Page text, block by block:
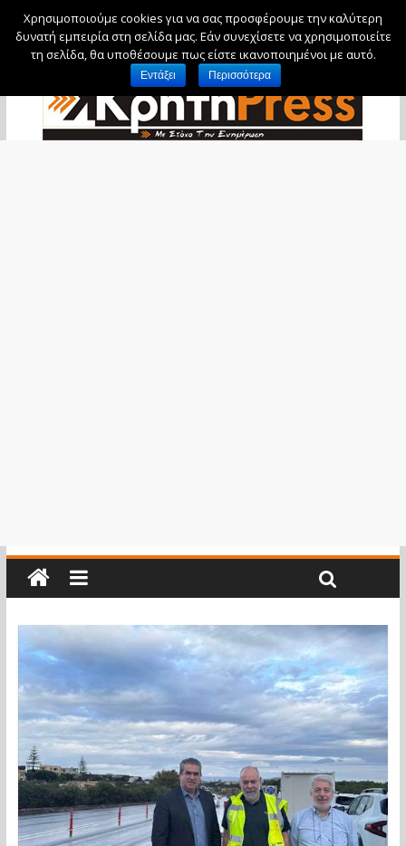
Παρασκευή, 7 Αυγούστου, 2026
Χρησιμοποιούμε cookies για να σας προσφέρουμε την καλύτερη
δυνατή εμπειρία στη σελίδα μας. Εάν συνεχίσετε να χρησιμοποιείτε
τη σελίδα, θα υποθέσουμε πως είστε ικανοποιημένοι με αυτό.
Εντάξει Περισσότερα